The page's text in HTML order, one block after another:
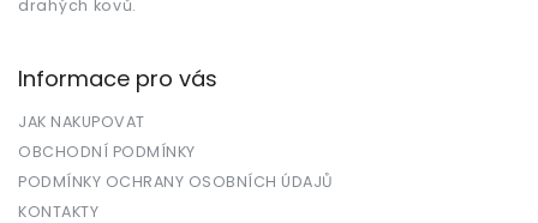
drahých kovů.
Informace pro vás
JAK NAKUPOVAT
OBCHODNÍ PODMÍNKY
PODMÍNKY OCHRANY OSOBNÍCH ÚDAJŮ
KONTAKTY